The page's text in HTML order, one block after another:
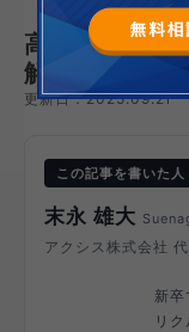
【将来性
高い？キャリ
解説！
更新日：2025.09.21
この記事を書いた人
末永 雄大
アクシス株式会社
新
リ